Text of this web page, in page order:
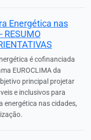
Energética nas
RESUMO
é cofinanciada
EUROCLIMA da
principal projetar
e inclusivos para
energética nas cidades,